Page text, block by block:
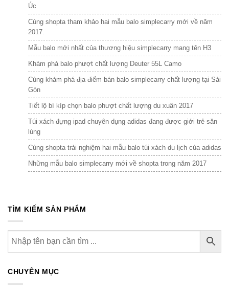
TÌM KIẾM SẢN PHẨM
CHUYÊN MỤC
Úc
Cùng shopta tham khảo hai mẫu balo simplecarry mới về năm
2017.
Mẫu balo mới nhất của thương hiệu simplecarry mang tên H3
Khám phá balo phượt chất lượng Deuter 55L Camo
Cùng khám phá địa điểm bán balo simplecarry chất lượng tại Sài
Gòn
Tiết lộ bí kíp chọn balo phượt chất lượng du xuân 2017
Túi xách đựng ipad chuyên dụng adidas đang được giới trẻ săn
lùng
Cùng shopta trải nghiệm hai mẫu balo túi xách du lịch của adidas
Những mẫu balo simplecarry mới về shopta trong năm 2017